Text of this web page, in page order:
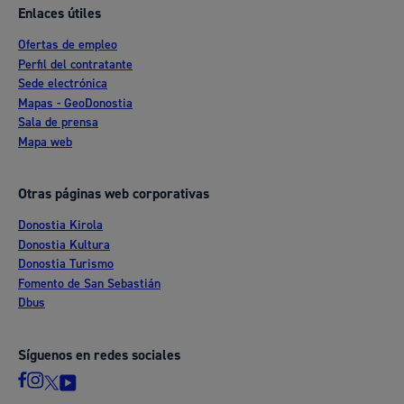
Enlaces útiles
Ofertas de empleo
Perfil del contratante
Sede electrónica
Mapas - GeoDonostia
Sala de prensa
Mapa web
Otras páginas web corporativas
Donostia Kirola
Donostia Kultura
Donostia Turismo
Fomento de San Sebastián
Dbus
Síguenos en redes sociales